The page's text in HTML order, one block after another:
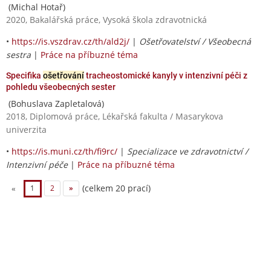
(Michal Hotař)
2020, Bakalářská práce, Vysoká škola zdravotnická
• https://is.vszdrav.cz/th/ald2j/ | Ošetřovatelství / Všeobecná
sestra | Práce na příbuzné téma
Specifika ošetřovánítracheostomické kanyly v intenzivní péči z
pohledu všeobecných sester
(Bohuslava Zapletalová)
2018, Diplomová práce, Lékařská fakulta / Masarykova
univerzita
• https://is.muni.cz/th/fi9rc/ | Specializace ve zdravotnictví /
Intenzivní péče| Práce na příbuzné téma
« 1 2 » (celkem 20 prací)